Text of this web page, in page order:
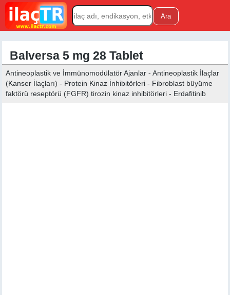
Balversa 5 mg 28 Tablet
Antineoplastik ve İmmünomodülatör Ajanlar - Antineoplastik İlaçlar
(Kanser İlaçları) - Protein Kinaz İnhibitörleri - Fibroblast büyüme
faktörü reseptörü (FGFR) tirozin kinaz inhibitörleri - Erdafitinib